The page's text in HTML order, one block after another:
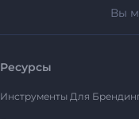
Вы
Ресурсы
Инструменты Для